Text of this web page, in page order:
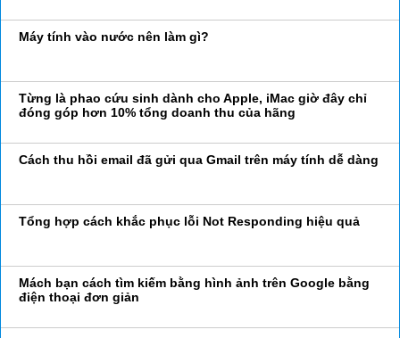
Máy tính vào nước nên làm gì?
Từng là phao cứu sinh dành cho Apple, iMac giờ đây chỉ
đóng góp hơn 10% tổng doanh thu của hãng
Cách thu hồi email đã gửi qua Gmail trên máy tính dễ dàng
Tổng hợp cách khắc phục lỗi Not Responding hiệu quả
Mách bạn cách tìm kiếm bằng hình ảnh trên Google bằng
điện thoại đơn giản